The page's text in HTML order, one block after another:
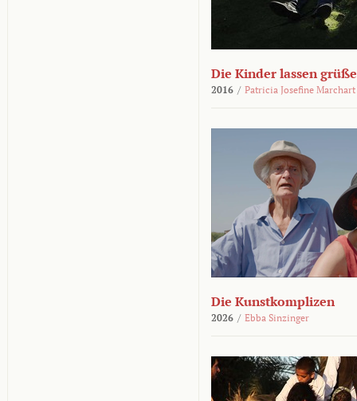
Die Kinder lassen
2016 / Patricia Josefine Marchart
Die Kunstkomplizen
2026 / Ebba Sinzinger